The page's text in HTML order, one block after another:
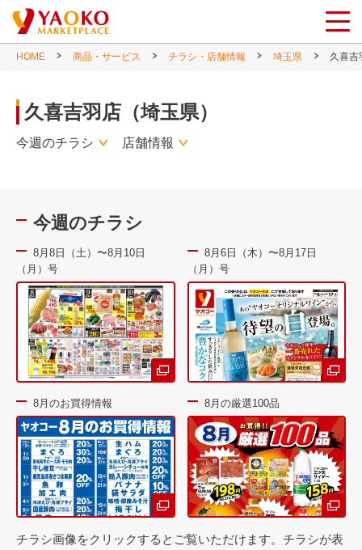
HOME 商品・サービス チラシ・店舗情報 埼玉県 久喜吉
久喜吉羽店（埼玉県）
今週のチラシ 店舗情報
今週のチラシ
8月8日（土）〜8月10日
（月）号
8月6日（木）〜8月17日
（月）号
8月のお買得情報 8月の厳選100品
チラシ画像をクリックするとご覧いただけます。チラシが表